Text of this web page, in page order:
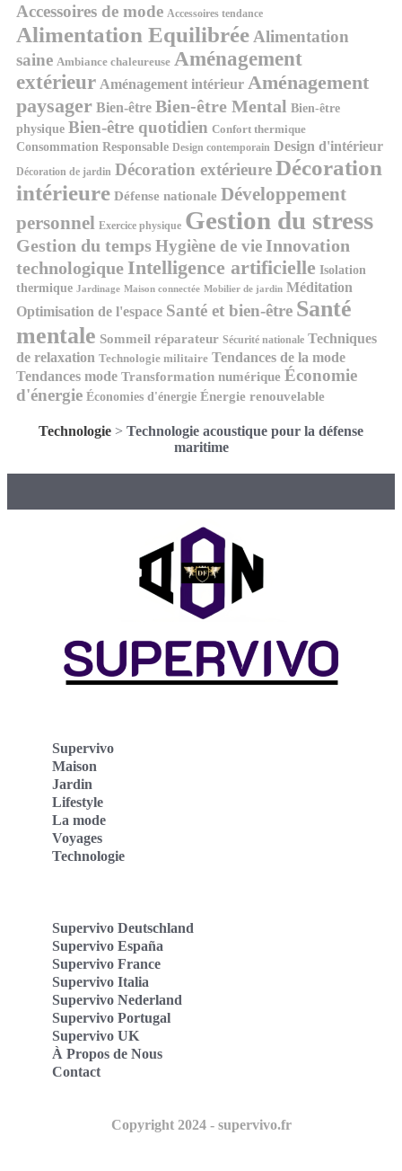
Accessoires de mode Accessoires tendance
Alimentation Equilibrée Alimentation
saine Ambiance chaleureuse Aménagement
extérieur Aménagement intérieur Aménagement
paysager Bien-être Bien-être Mental Bien-être
physique Bien-être quotidien Confort thermique
Consommation Responsable Design contemporain Design d'intérieur
Décoration de jardin Décoration extérieureDécoration
intérieure Défense nationale Développement
personnel Exercice physique Gestion du stress
Gestion du temps Hygiène de vie Innovation
technologique Intelligence artificielle Isolation
thermique Jardinage Maison connectée Mobilier de jardin Méditation
Optimisation de l'espace Santé et bien-être Santé
mentale Sommeil réparateur Sécurité nationale Techniques
de relaxation Technologie militaire Tendances de la mode
Tendances mode Transformation numérique Économie
d'énergie Économies d'énergie Énergie renouvelable
Technologie > Technologie acoustique pour la défense
maritime
Supervivo
Maison
Jardin
Lifestyle
La mode
Voyages
Technologie
Supervivo Deutschland
Supervivo España
Supervivo France
Supervivo Italia
Supervivo Nederland
Supervivo Portugal
Supervivo UK
À Propos de Nous
Contact
Copyright 2024 - supervivo.fr